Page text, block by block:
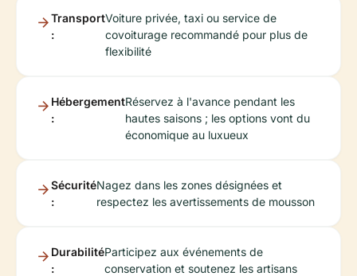
Transport
:
Voiture privée, taxi ou service de
covoiturage recommandé pour plus de
flexibilité
Hébergement
:
Réservez à l'avance pendant les
hautes saisons ; les options vont du
économique au luxueux
Sécurité
:
Nagez dans les zones désignées et
respectez les avertissements de mousson
Durabilité
:
Participez aux événements de
conservation et soutenez les artisans